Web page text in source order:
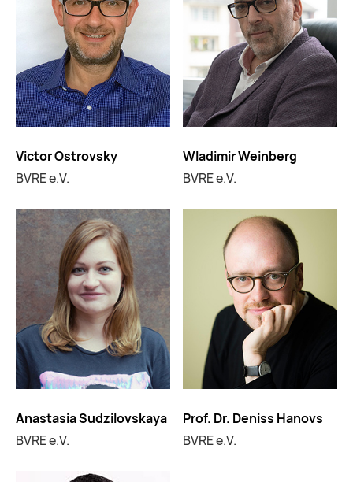
Victor Ostrovsky
BVRE e.V.
Wladimir Weinberg
BVRE e.V.
Anastasia Sudzilovskaya
BVRE e.V.
Prof. Dr. Deniss Hanovs
BVRE e.V.